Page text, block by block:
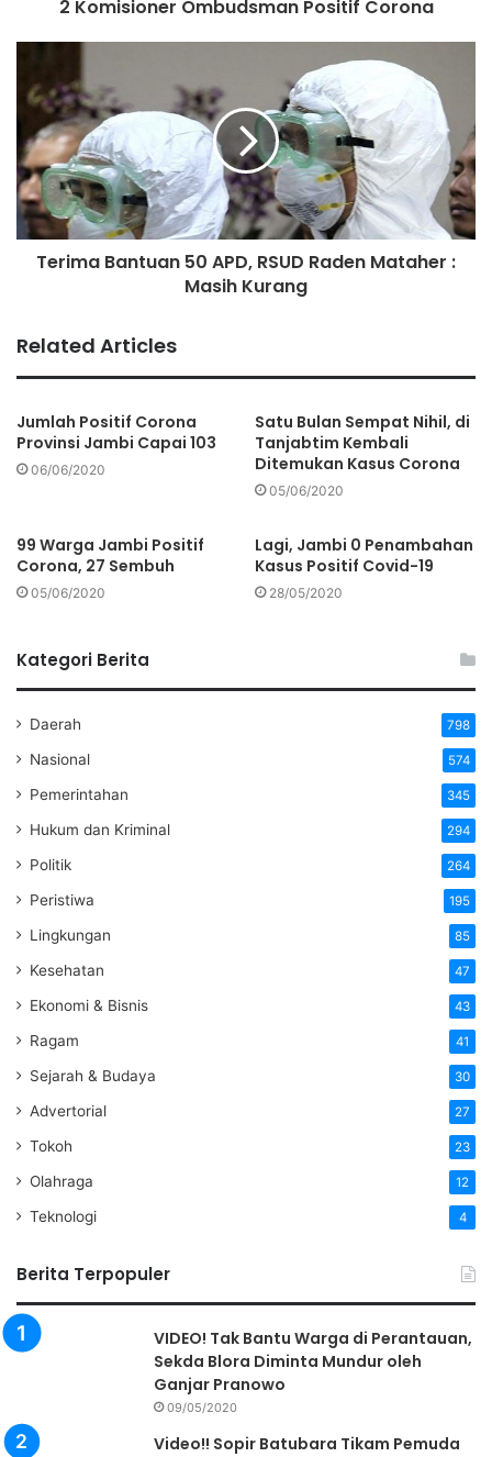
2 Komisioner Ombudsman Positif Corona
Terima Bantuan 50 APD, RSUD Raden Mataher :
Masih Kurang
Related Articles
Jumlah Positif Corona
Provinsi Jambi Capai 103
06/06/2020
Satu Bulan Sempat Nihil, di
Tanjabtim Kembali
Ditemukan Kasus Corona
05/06/2020
99 Warga Jambi Positif
Corona, 27 Sembuh
05/06/2020
Lagi, Jambi 0 Penambahan
Kasus Positif Covid-19
28/05/2020
Kategori Berita
Daerah 798
Nasional 574
Pemerintahan 345
Hukum dan Kriminal 294
Politik 264
Peristiwa 195
Lingkungan 85
Kesehatan 47
Ekonomi & Bisnis 43
Ragam 41
Sejarah & Budaya 30
Advertorial 27
Tokoh 23
Olahraga 12
Teknologi 4
Berita Terpopuler
VIDEO! Tak Bantu Warga di Perantauan,
Sekda Blora Diminta Mundur oleh
Ganjar Pranowo
09/05/2020
Video!! Sopir Batubara Tikam Pemuda